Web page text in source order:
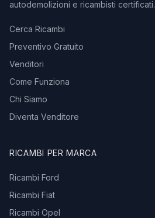
autodemolizioni e ricambisti certificati.
Cerca Ricambi
Preventivo Gratuito
Venditori
Come Funziona
Chi Siamo
Diventa Venditore
RICAMBI PER MARCA
Ricambi Ford
Ricambi Fiat
Ricambi Opel